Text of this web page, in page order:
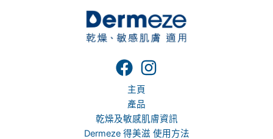
主頁
產品
乾燥及敏感肌膚資訊
Dermeze 得美滋 使用方法